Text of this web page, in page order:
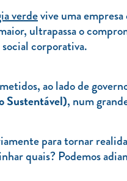
verdevive uma
ultrapassa o
corporativa.
ao lado de
Sustentável), num
para tornar
quais? Podemos